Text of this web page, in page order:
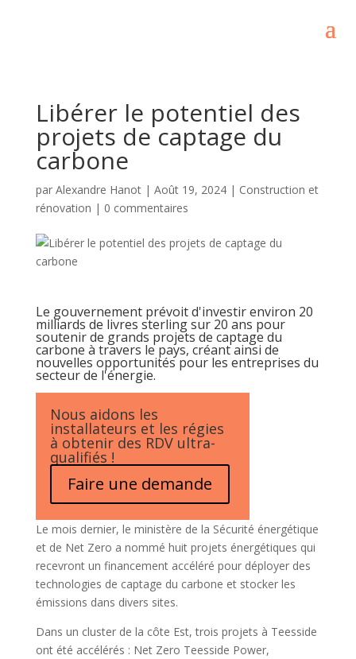
Libérer le potentiel des
projets de captage du
carbone
par Alexandre Hanot| Août 19, 2024| Construction et
rénovation | 0 commentaires
Le gouvernement prévoit d'investir environ 20
milliards de livres sterling sur 20 ans pour
soutenir de grands projets de captage du
carbone à travers le pays, créant ainsi de
nouvelles opportunités pour les entreprises du
secteur de l'énergie.
Nous aidons les
installateurs et les régies
à obtenir des RDV ultra-
qualifiés !
Faire une demande
Le mois dernier, le ministère de la Sécurité énergétique
et de Net Zero a nommé huit projets énergétiques qui
recevront un financement accéléré pour déployer des
technologies de captage du carbone et stocker les
émissions dans divers sites.
Dans un cluster de la côte Est, trois projets à Teesside
ont été accélérés : Net Zero Teesside Power,